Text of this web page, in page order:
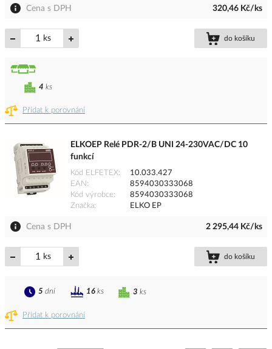
Cena s DPH 320,46 Kč/ks
ks do košíku
Přidat k porovnání
4 ks
ELKOEP Relé PDR-2/B UNI 24-230VAC/DC 10
funkcí
Kód ELFETEX
10.033.427
EAN
8594030333068
Kód výrobce
8594030333068
Značka
ELKO EP
Cena s DPH 2 295,44 Kč/ks
ks do košíku
Přidat k porovnání
3 ks
5 dní 16 ks